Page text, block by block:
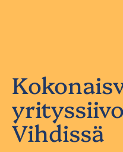
Vihdissä